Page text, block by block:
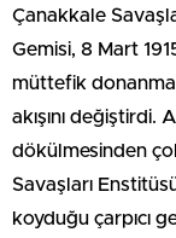
Çanakkale
Gemisi, 8 Mart
müttefik
akışını değiştirdi.
dökülmesinden
Savaşları
koyduğu çarpıcı